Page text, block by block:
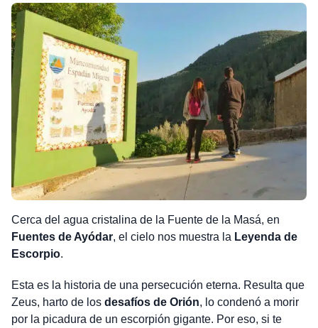
Cerca del agua cristalina de la Fuente de la Masá, en
Fuentes de Ayódar, el cielo nos muestra la Leyenda de
Escorpio.
Esta es la historia de una persecución eterna. Resulta que
Zeus, harto de los desafíos de Orión, lo condenó a morir
por la picadura de un escorpión gigante. Por eso, si te